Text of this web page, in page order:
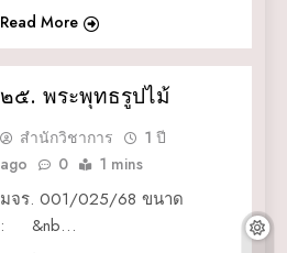
Read More
๒๕. พระพุทธรูปไม้
สำนักวิชาการ
1 ปี
ago
0 1 mins
มจร. 001/025/68 ขนาด
: &nb…